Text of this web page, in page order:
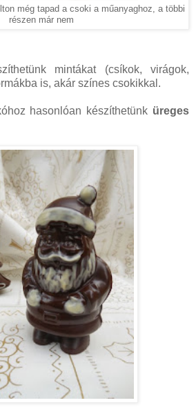
még tapad a csoki a műanyaghoz, a többi
részen már nem
mintákat (csíkok, virágok,
is, akár színes csokikkal.
hasonlóan készíthetünk üreges